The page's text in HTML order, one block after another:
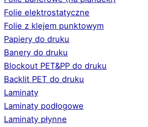
Folie elektrostatyczne
Folie z klejem punktowym
Papiery do druku
Banery do druku
Blockout PET&PP do druku
Backlit PET do druku
Laminaty
Laminaty podłogowe
Laminaty płynne